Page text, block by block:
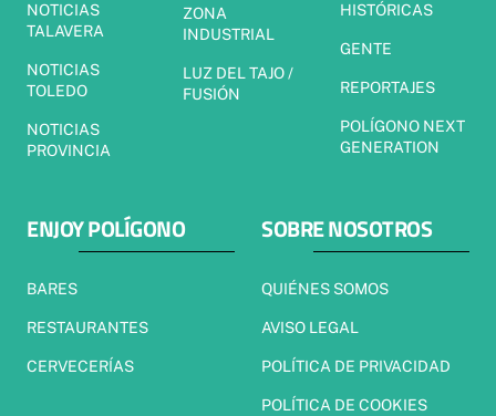
NOTICIAS
TALAVERA
NOTICIAS
TOLEDO
NOTICIAS
PROVINCIA
ZONA
INDUSTRIAL
LUZ DEL TAJO /
FUSIÓN
HISTÓRICAS
GENTE
REPORTAJES
POLÍGONO NEXT
GENERATION
ENJOY POLÍGONO
BARES
RESTAURANTES
CERVECERÍAS
SOBRE NOSOTROS
QUIÉNES SOMOS
AVISO LEGAL
POLÍTICA DE PRIVACIDAD
POLÍTICA DE COOKIES